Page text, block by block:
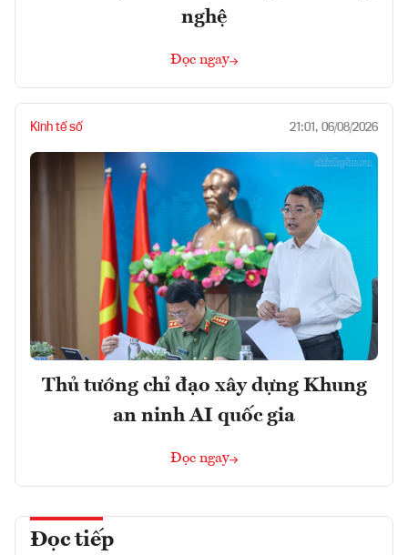
nghệ
Đọc ngay
Kinh tế số 21:01, 06/08/2026
Thủ tướng chỉ đạo xây dựng Khung
an ninh AI quốc gia
Đọc ngay
Đọc tiếp